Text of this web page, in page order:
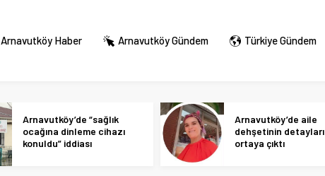
Arnavutköy Haber Arnavutköy Gündem Türkiye Gündem
Arnavutköy’de “sağlık
ocağına dinleme cihazı
konuldu” iddiası
Arnavutköy’de aile
dehşetinin detayları
ortaya çıktı